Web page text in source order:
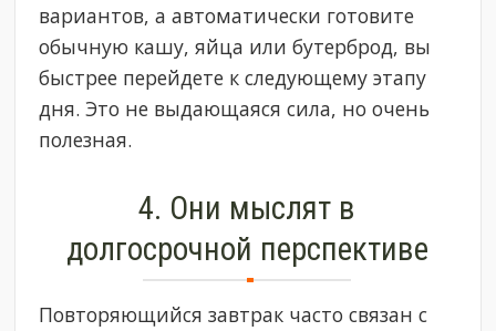
вариантов, а автоматически готовите
обычную кашу, яйца или бутерброд, вы
быстрее перейдете к следующему этапу
дня. Это не выдающаяся сила, но очень
полезная.
4. Они мыслят в
долгосрочной перспективе
Повторяющийся завтрак часто связан с